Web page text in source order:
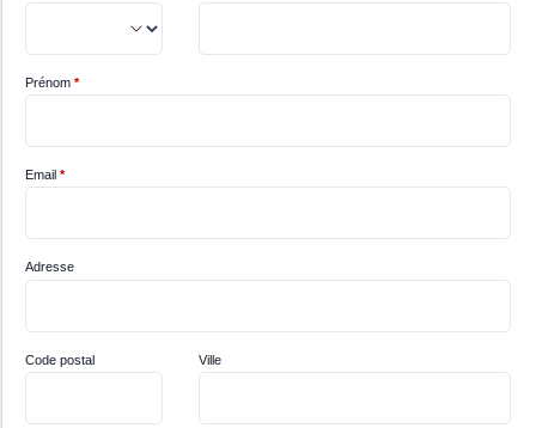
Prénom*
Email*
Adresse
Code postal Ville